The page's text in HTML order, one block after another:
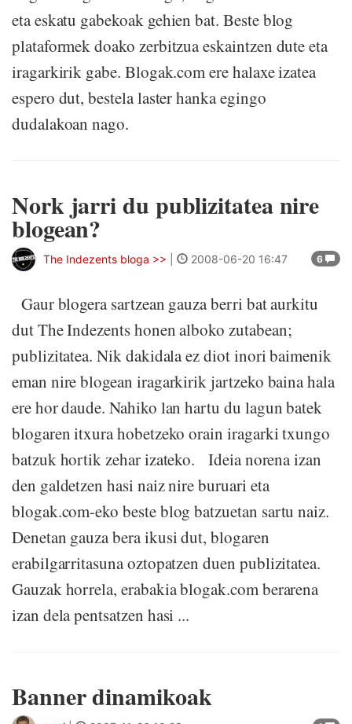
eta eskatu gabekoak gehien bat. Beste blog
plataformek doako zerbitzua eskaintzen dute eta
iragarkirik gabe. Blogak.com ere halaxe izatea
espero dut, bestela laster hanka egingo
dudalakoan nago.
Nork jarri du publizitatea nire
blogean?
6
The Indezents bloga >> 2008-06-20 16:47
Gaur blogera sartzean gauza berri bat aurkitu
dut The Indezents honen alboko zutabean;
publizitatea. Nik dakidala ez diot inori baimenik
eman nire blogean iragarkirik jartzeko baina hala
ere hor daude. Nahiko lan hartu du lagun batek
blogaren itxura hobetzeko orain iragarki txungo
batzuk hortik zehar izateko. Ideia norena izan
den galdetzen hasi naiz nire buruari eta
blogak.com-eko beste blog batzuetan sartu naiz.
Denetan gauza bera ikusi dut, blogaren
erabilgarritasuna oztopatzen duen publizitatea.
Gauzak horrela, erabakia blogak.com berarena
izan dela pentsatzen hasi ...
Banner dinamikoak